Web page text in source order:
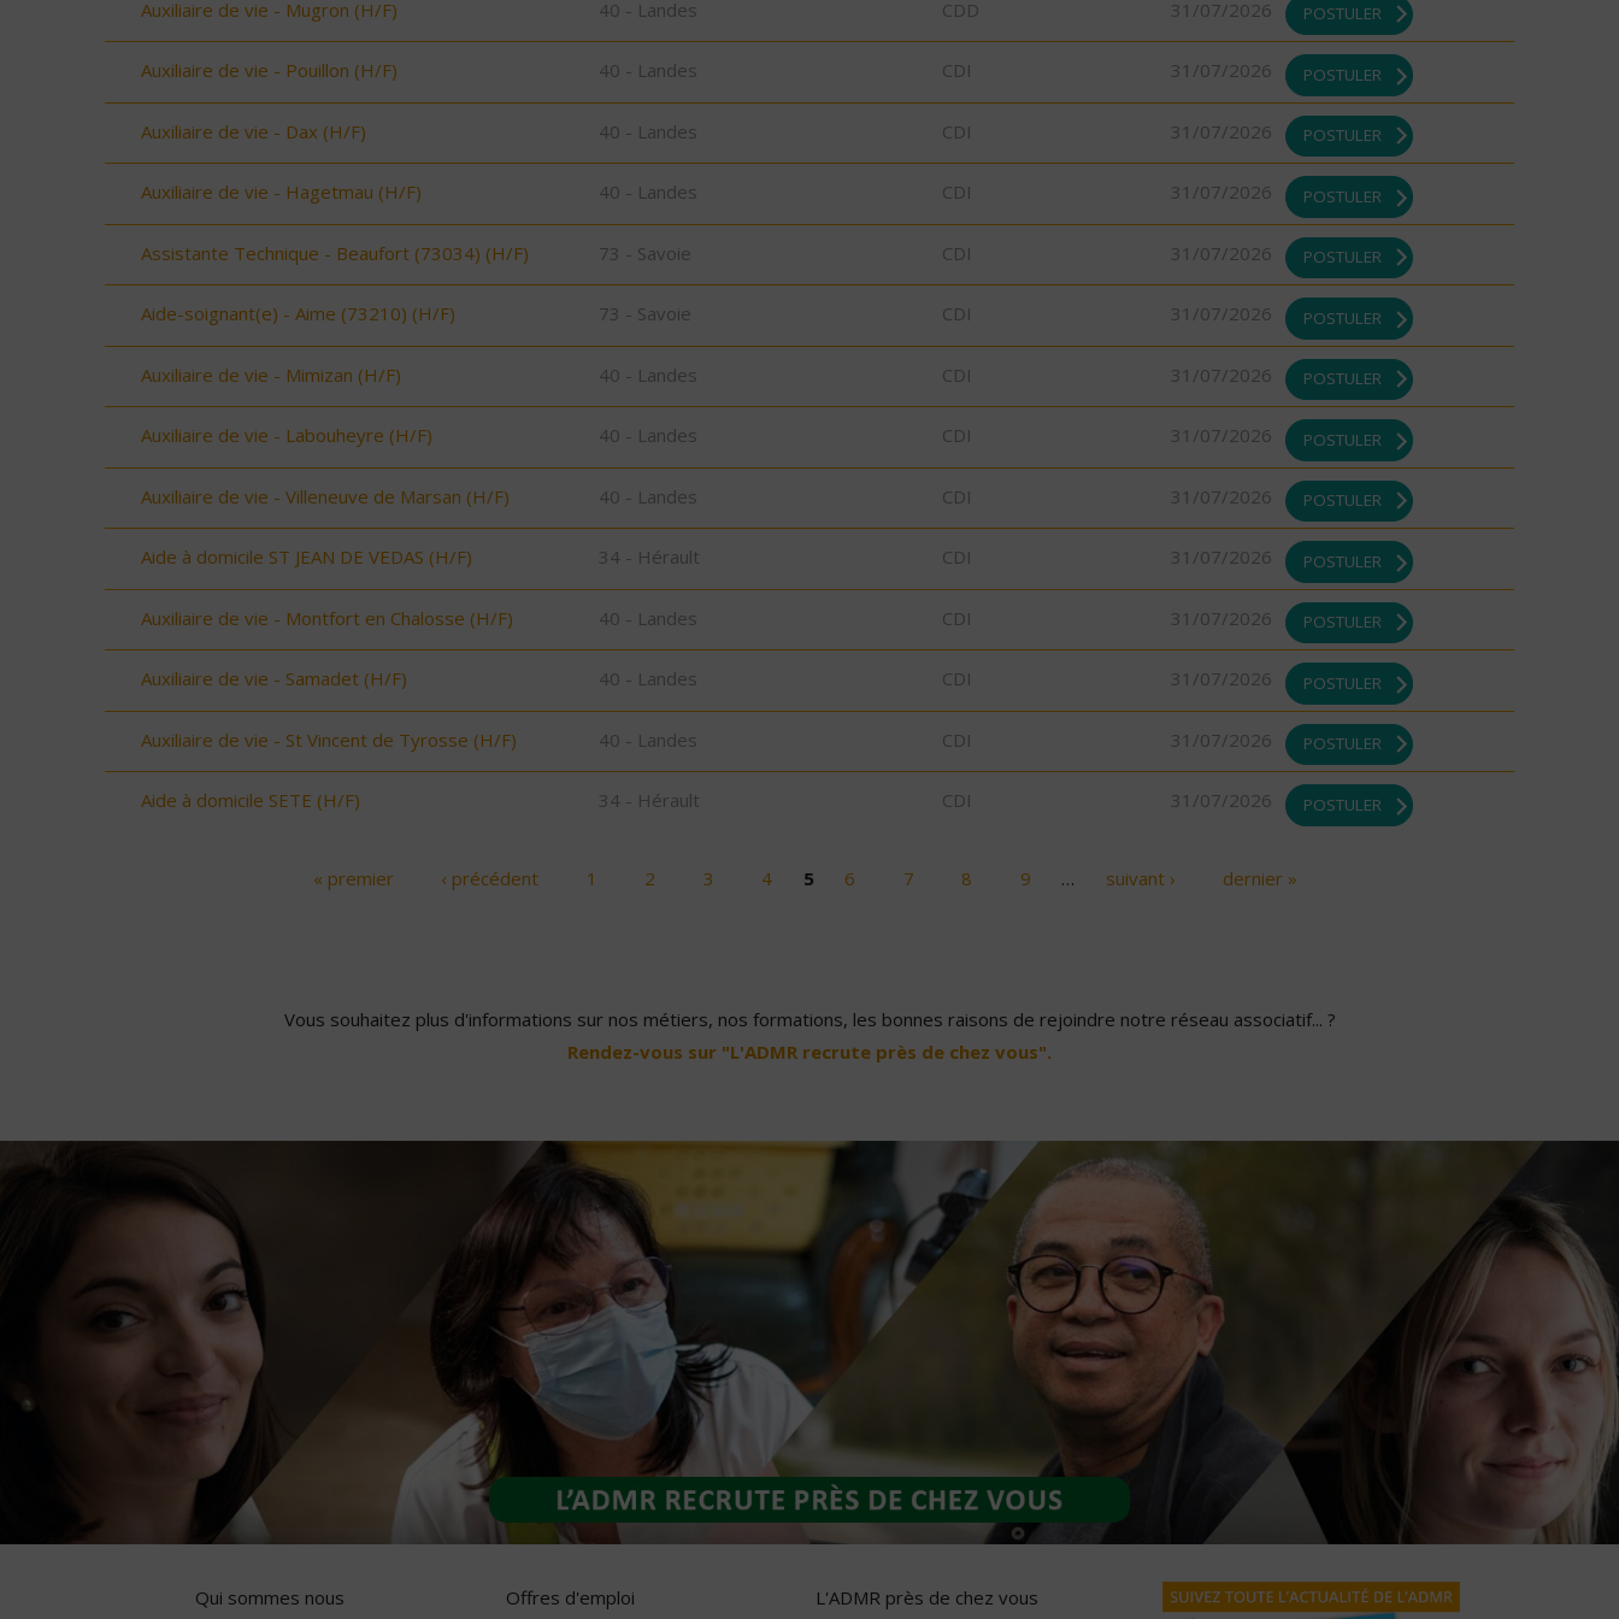
Auxiliaire de vie - Mugron (H/F) 40 - Landes CDD 31/07/2026 POSTULER
Auxiliaire de vie - Pouillon (H/F) 40 - Landes CDI 31/07/2026 POSTULER
Auxiliaire de vie - Dax (H/F) 40 - Landes CDI 31/07/2026 POSTULER
Auxiliaire de vie - Hagetmau (H/F) 40 - Landes CDI 31/07/2026 POSTULER
Assistante Technique - Beaufort (73034) (H/F) 73 - Savoie CDI 31/07/2026 POSTULER
Aide-soignant(e) - Aime (73210) (H/F) 73 - Savoie CDI 31/07/2026 POSTULER
Auxiliaire de vie - Mimizan (H/F) 40 - Landes CDI 31/07/2026 POSTULER
Auxiliaire de vie - Labouheyre (H/F) 40 - Landes CDI 31/07/2026 POSTULER
Auxiliaire de vie - Villeneuve de Marsan (H/F) 40 - Landes CDI 31/07/2026 POSTULER
Aide à domicile ST JEAN DE VEDAS (H/F) 34 - Hérault CDI 31/07/2026 POSTULER
Auxiliaire de vie - Montfort en Chalosse (H/F) 40 - Landes CDI 31/07/2026 POSTULER
Auxiliaire de vie - Samadet (H/F) 40 - Landes CDI 31/07/2026 POSTULER
Auxiliaire de vie - St Vincent de Tyrosse (H/F) 40 - Landes CDI 31/07/2026 POSTULER
Aide à domicile SETE (H/F) 34 - Hérault CDI 31/07/2026 POSTULER
« premier ‹ précédent 1 2 3 4 5 6 7 8 9 … suivant › dernier »
Vous souhaitez plus d'informations sur nos métiers, nos formations, les bonnes raisons de rejoindre notre réseau associatif... ?
Rendez-vous sur "L'ADMR recrute près de chez vous".
Qui sommes nous
Offres d'emploi
L'ADMR près de chez vous